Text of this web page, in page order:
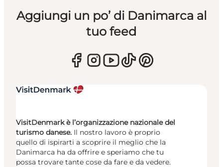
Aggiungi un po’ di Danimarca al
tuo feed
VisitDenmark è l’organizzazione nazionale del
turismo danese. Il nostro lavoro è proprio
quello di ispirarti a scoprire il meglio che la
Danimarca ha da offrire e speriamo che tu
possa trovare tante cose da fare e da vedere.